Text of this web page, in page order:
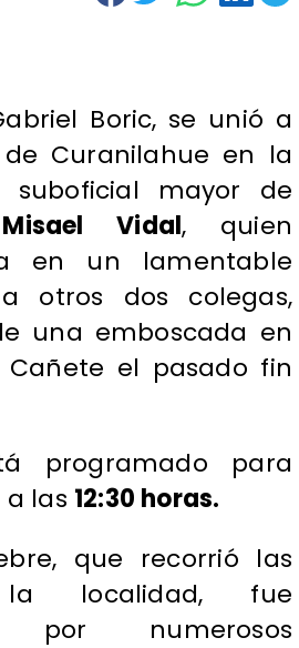
Boric, se unió a
Curanilahue en la
suboficial mayor de
Misael Vidal, quien
en un lamentable
otros dos colegas,
una emboscada en
el pasado fin
programado para
las 12:30 horas.
que recorrió las
localidad, fue
por numerosos